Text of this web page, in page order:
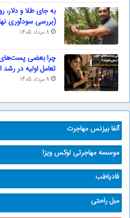
به جای طلا و
(بررسی سودآوری
8 مرداد 1405
چرا بعضی
تعامل اولیه در رشد
8 مرداد 1405
آلفا بیزنس مهاجرت
موسسه مهاجرتی لوکس ویزا
فادیاطب
مبل راحتی